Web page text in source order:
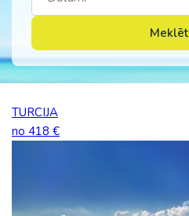
Meklēt
TURCIJA
no 418 €